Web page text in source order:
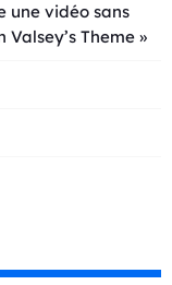
une vidéo sans
Theme »